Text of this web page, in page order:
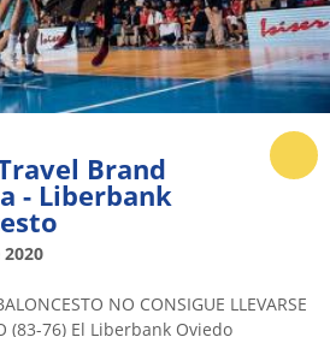
Brand
- Liberbank
NO CONSIGUE LLEVARSE
(83-76) El Liberbank Oviedo